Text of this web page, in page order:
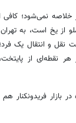
نمی‌شود؛ کافی
از یخ است، به
قیمت نقل و انتقال
از
بازار فریدونکنار